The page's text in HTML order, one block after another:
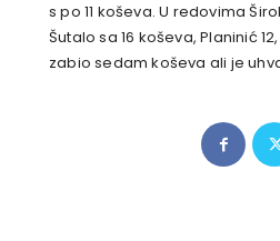
s po 11 koševa. U redovima
Šutalo sa 16 koševa, Planinić
zabio sedam koševa ali je